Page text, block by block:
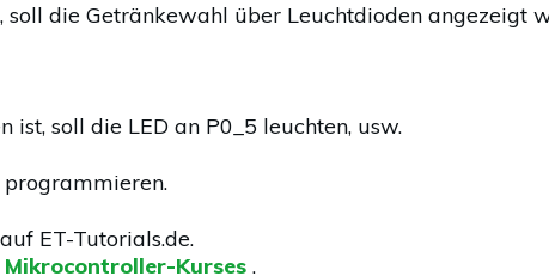
die Getränkewahl über Leuchtdioden angezeigt
ist, soll die LED an P0_5 leuchten, usw.
ET-Tutorials.de.
Kurses .